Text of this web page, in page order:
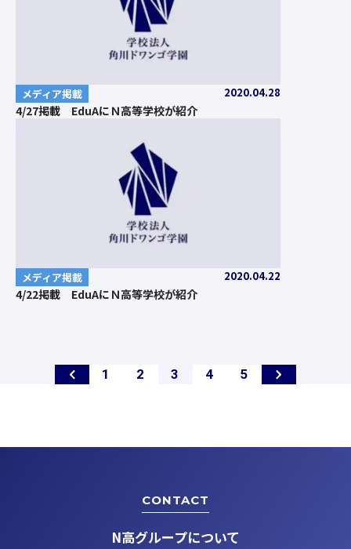
メディア掲載 2020.04.28
4/27掲載 EduAにＮ高等学校が紹介
メディア掲載 2020.04.22
4/22掲載 EduAにＮ高等学校が紹介
1
ペ
ー
2
ペ
3
ペ
4
ペ
5
ペ
CONTACT
N高グループについて